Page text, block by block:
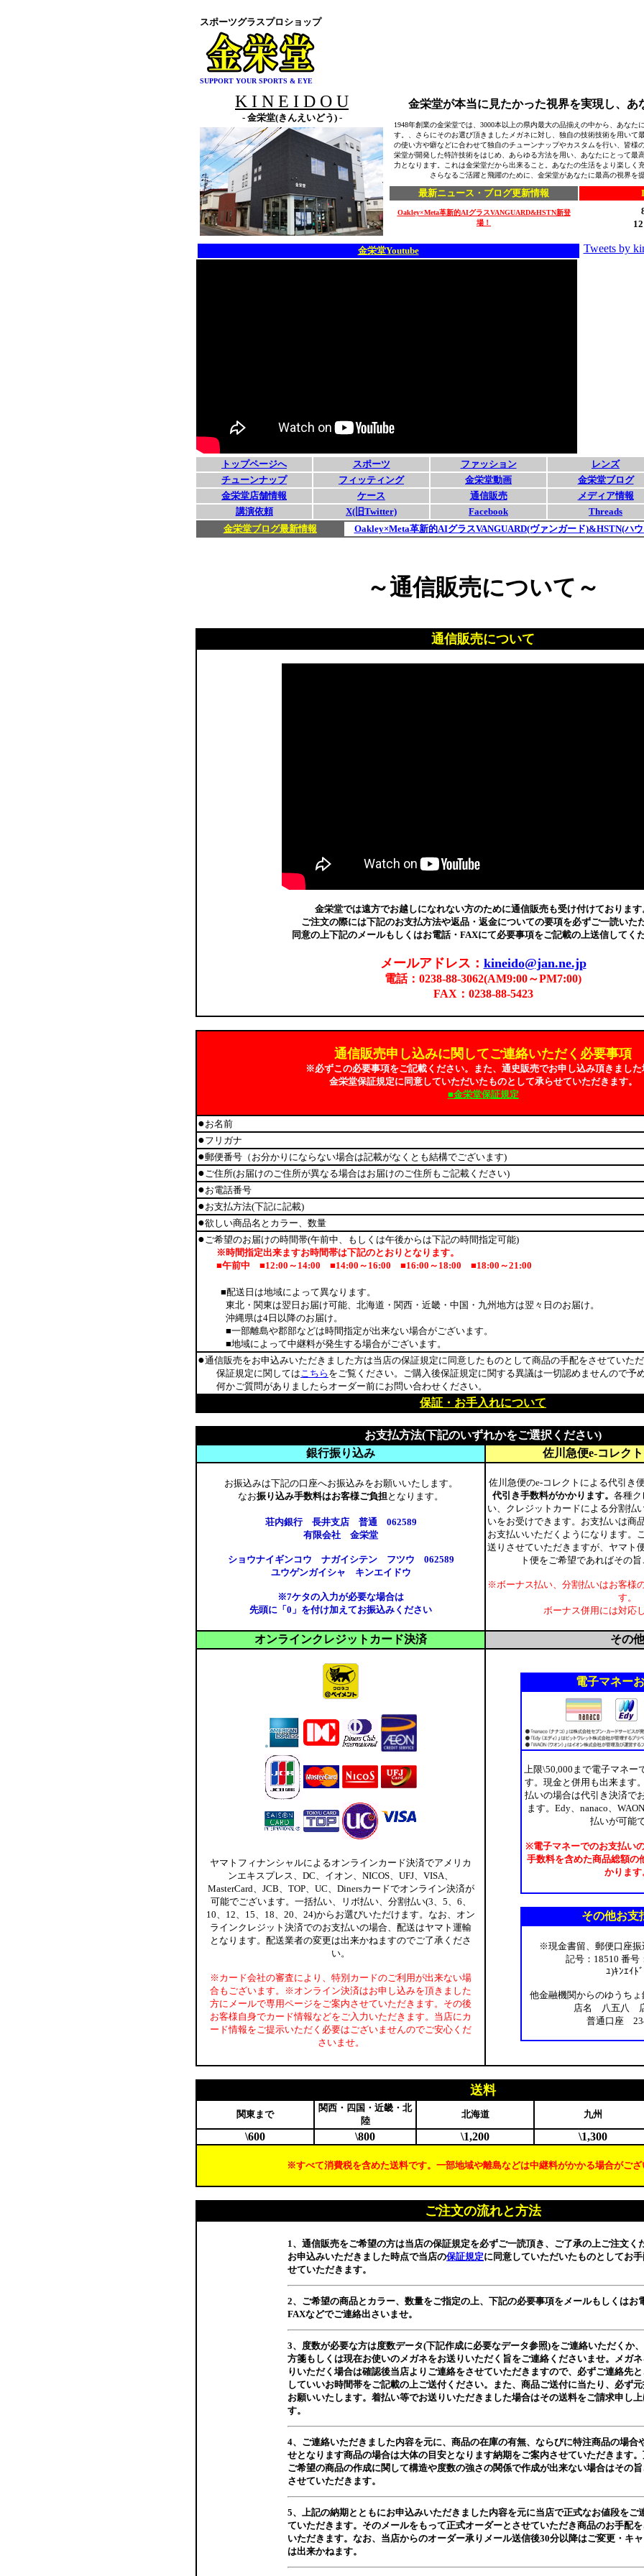
～通信販売について～
通信販売について
金栄堂では遠方でお越しになれない方のために通信販売も受け付けております
ご注文の際には下記のお支払方法や返品・返金についての要項を必ずご一読いた
同意の上下記のメールもしくはお電話・FAXにて必要事項をご記載の上送信してく
メールアドレス： kineido@jan.ne.jp
電話：0238-88-3062(AM9:00～PM7:00)
FAX：0238-88-5423
通信販売申し込みに関してご連絡いただく必要事項
※必ずこの必要事項をご記載ください。また、通史販売でお申し込み頂きました
金栄堂保証規定に同意していただいたものとして承らせていただきます。
■金栄堂保証規定
●お名前
●フリガナ
●郵便番号（お分かりにならない場合は記載がなくとも結構でございます)
●ご住所(お届けのご住所が異なる場合はお届けのご住所もご記載ください)
●お電話番号
●お支払方法(下記に記載)
●欲しい商品名とカラー、数量
●ご希望のお届けの時間帯(午前中、もしくは午後からは下記の時間指定可能)
※時間指定出来ますお時間帯は下記のとおりとなります。
■午前中 ■12:00～14:00 ■14:00～16:00 ■16:00～18:00 ■18:00～21:00
■配送日は地域によって異なります。
東北・関東は翌日お届け可能、北海道・関西・近畿・中国・九州地方は翌々日のお届け。
沖縄県は4日以降のお届け。
■一部離島や郡部などは時間指定が出来ない場合がございます。
■地域によって中継料が発生する場合がございます。
●通信販売をお申込みいただきました方は当店の保証規定に同意したものとして商品の手配をさせていた
保証規定に関してはこちら をご覧ください。ご購入後保証規定に関する異議は一切認めませんので予
何かご質問がありましたらオーダー前にお問い合わせください。
保証・お手入れについて
お支払方法(下記のいずれかをご選択ください)
銀行振り込み
佐川急便e-コレク
お振込みは下記の口座へお振込みをお願いいたします。
なお振り込み手数料はお客様ご負担となります。
荘内銀行 長井支店 普通 062589
有限会社 金栄堂
ショウナイギンコウ ナガイシテン フツウ 062589
ユウゲンガイシャ キンエイドウ
※7ケタの入力が必要な場合は
先頭に「0」を付け加えてお振込みください
佐川急便のe-コレクトによる代引き
代引き手数料がかかります。 各種ク
い、クレジットカードによる分割払
いをお受けできます。お支払いは商
お支払いいただくようになります。
送りさせていただきますが、ヤマト
ト便をご希望であればその
※ボーナス払い、分割払いはお客様
す。
ボーナス併用には対応
オンラインクレジットカード決済 その他
ヤマトフィナンシャルによるオンラインカード決済でアメリカ
ンエキスプレス、DC、イオン、NICOS、UFJ、VISA、
MasterCard、JCB、TOP、UC、Dinersカードでオンライン決済が
可能でございます。一括払い、リボ払い、分割払い(3、5、6、
10、12、15、18、20、24)からお選びいただけます。なお、オン
ラインクレジット決済でのお支払いの場合、配送はヤマト運輸
となります。配送業者の変更は出来かねますのでご了承くださ
い。
※カード会社の審査により、特別カードのご利用が出来ない場
合もございます。※オンライン決済はお申し込みを頂きました
方にメールで専用ページをご案内させていただきます。その後
お客様自身でカード情報などをご入力いただきます。当店にカ
ード情報をご提示いただく必要はございませんのでご安心くだ
さいませ。
電子マネー
上限\50,000まで電子マネー
す。現金と併用も出来ます
払いの場合は代引き決済で
ます。Edy、nanaco、
払いが可能
※電子マネーでのお支払い
手数料を含めた商品総額の
かります
その他お支
※現金書留、郵便口座振
記号：18510 番号
ﾕ)ｷﾝｴｲﾄ
他金融機関からのゆうち
店名 八五八
普通口座
送料
関東まで
関西・四国・近畿・北
陸
北海道 九州
\600 \800 \1,200 \1,300
※すべて消費税を含めた送料です。一部地域や離島などは中継料がかかる場合がござ
ご注文の流れと方法
1、通信販売をご希望の方は当店の保証規定を必ずご一読頂き、ご了承の上ご注文く
お申込みいただきました時点で当店の保証規定に同意していただいたものとしてお
せていただきます。
2、ご希望の商品とカラー、数量をご指定の上、下記の必要事項をメールもしくはお
FAXなどでご連絡出さいませ。
3、度数が必要な方は度数データ(下記作成に必要なデータ参照)をご連絡いただくか
方箋もしくは現在お使いのメガネをお送りいただく旨をご連絡くださいませ。メガ
りいただく場合は確認後当店よりご連絡をさせていただきますので、必ずご連絡先
していいお時間帯をご記載の上ご送付ください。また、商品ご送付に当たり、必ず
お願いいたします。着払い等でお送りいただきました場合はその送料をご請求申し
す。
4、ご連絡いただきました内容を元に、商品の在庫の有無、ならびに特注商品の場合
せとなります商品の場合は大体の目安となります納期をご案内させていただきます
ご希望の商品の作成に関して構造や度数の強さの関係で作成が出来ない場合はその
させていただきます。
5、上記の納期とともにお申込みいただきました内容を元に当店で正式なお値段をご
ていただきます。そのメールをもって正式オーダーとさせていただき商品のお手配
いただきます。なお、当店からのオーダー承りメール送信後30分以降はご変更・キ
は出来かねます。